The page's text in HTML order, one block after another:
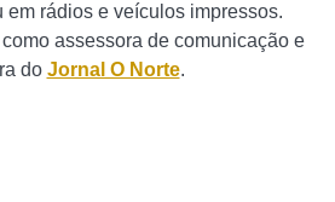
em rádios e veículos impressos.
assessora de comunicação e
do Jornal O Norte.